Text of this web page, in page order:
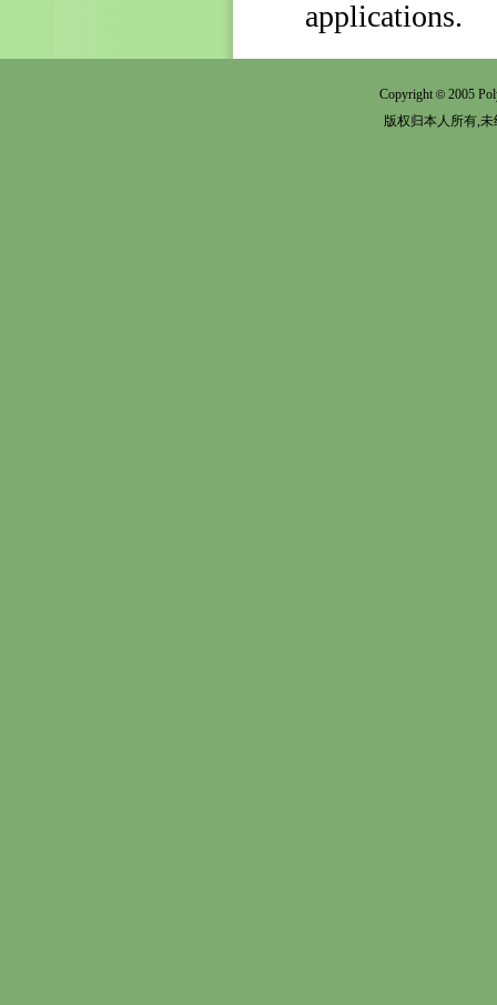
applications.
Copyright© 2005
版权归本人所有,